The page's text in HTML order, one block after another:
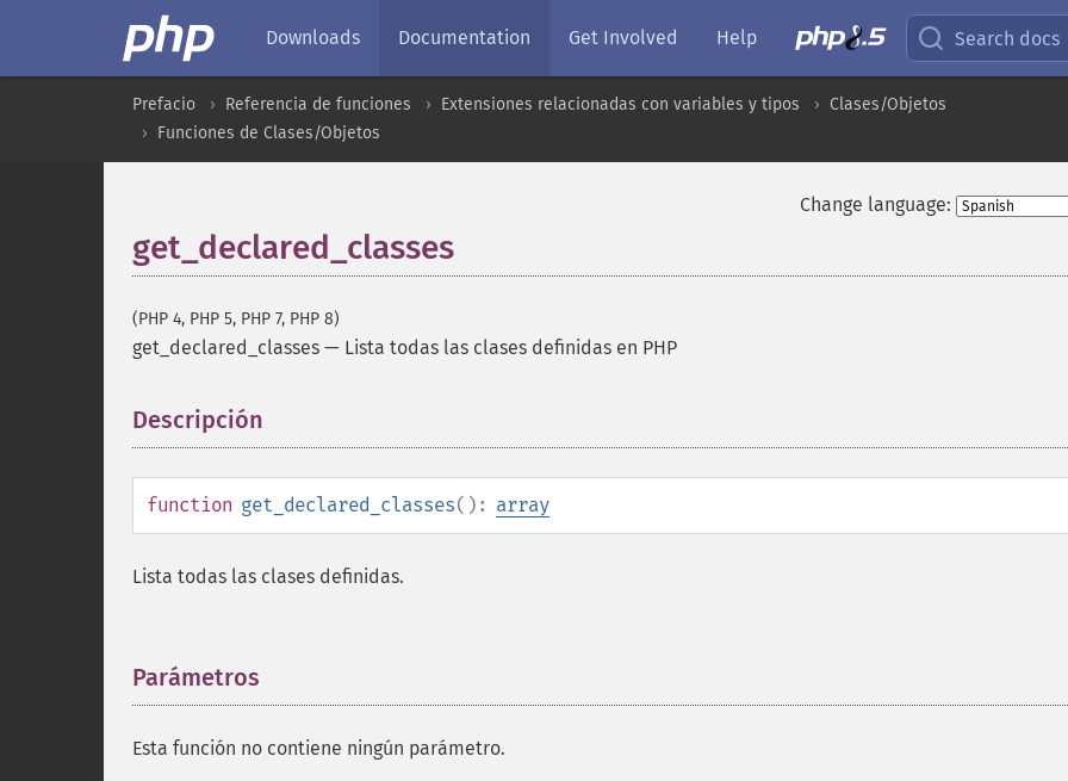
Downloads Documentation Get Involved Help Search docs
Prefacio Referencia de funciones Extensiones relacionadas con variables y tipos
Clases/Objetos
Funciones de Clases/Objetos
Change language:
get_declared_classes
(PHP 4, PHP 5, PHP 7, PHP 8)
get_declared_classes — Lista todas las clases definidas en PHP
Descripción
function get_declared_classes(): array
Lista todas las clases definidas.
Parámetros
Esta función no contiene ningún parámetro.